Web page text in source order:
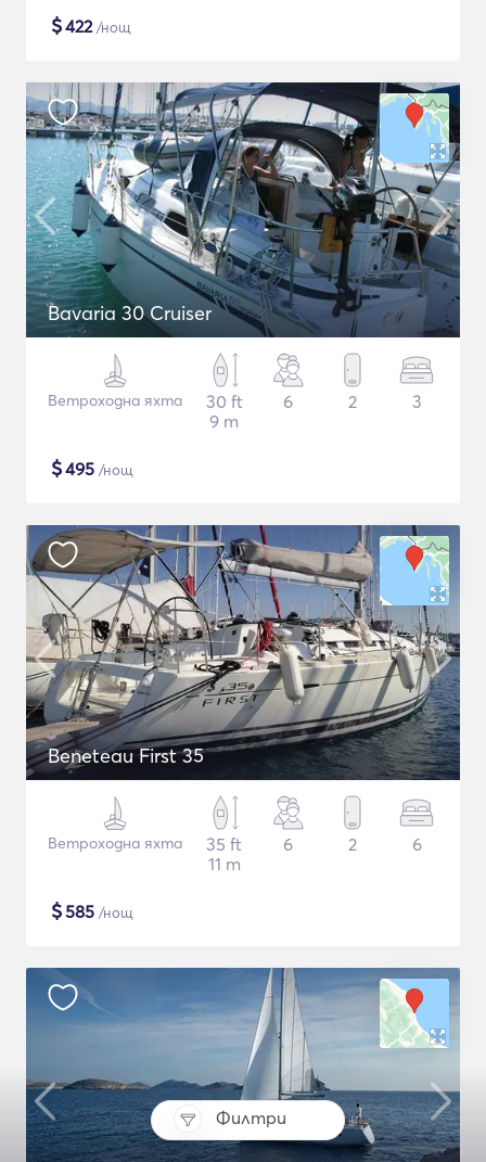
Филтри
$422/нощ
Bavaria 30 Cruiser
Ветроходна яхта
30 ft
9 m
6 2 3
$495 /нощ
Beneteau First 35
Ветроходна яхта
35 ft
11 m
6 2 6
$585 /нощ